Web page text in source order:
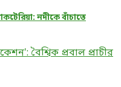
নদীকে বাঁচাতে